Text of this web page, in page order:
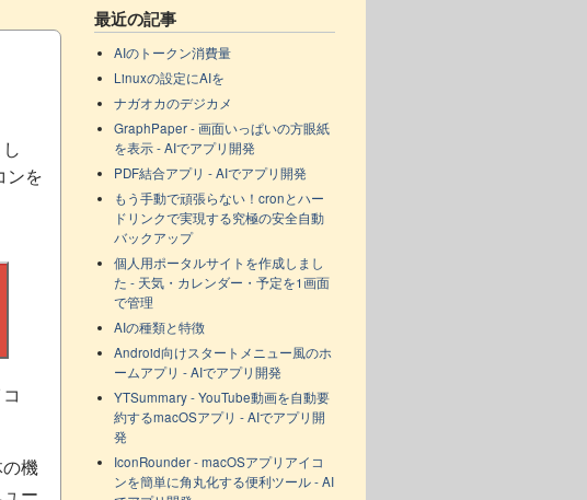
ンを
機
ー
最近の記事
AIのトークン消費量
Linuxの設定にAIを
ナガオカのデジカメ
GraphPaper - 画面いっぱいの方眼紙
を表示 - AIでアプリ開発
PDF結合アプリ - AIでアプリ開発
もう手動で頑張らない！cronとハー
ドリンクで実現する究極の安全自動
バックアップ
個人用ポータルサイトを作成しまし
た - 天気・カレンダー・予定を1画面
で管理
AIの種類と特徴
Android向けスタートメニュー風のホ
ームアプリ - AIでアプリ開発
YTSummary - YouTube動画を自動要
約するmacOSアプリ - AIでアプリ開
発
IconRounder - macOSアプリアイコ
ンを簡単に角丸化する便利ツール - AI